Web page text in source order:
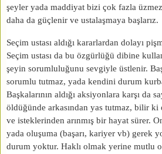
şeyler yada maddiyat bizi çok fazla
daha da güçlenir ve ustalaşmaya başlarız.
Seçim ustası aldığı kararlardan dolayı
Seçim ustası da bu özgürlüğü dibine
şeyin sorumluluğunu sevgiyle üstlenir.
sorumlu tutmaz, yada kendini durum
Başkalarının aldığı aksiyonlara karşı da
öldüğünde arkasından yas tutmaz, bilir
ve isteklerinden arınmış bir hayat sürer.
yada oluşuma (başarı, kariyer vb) gerek
durum yoktur. Haklı olmak yerine mutlu